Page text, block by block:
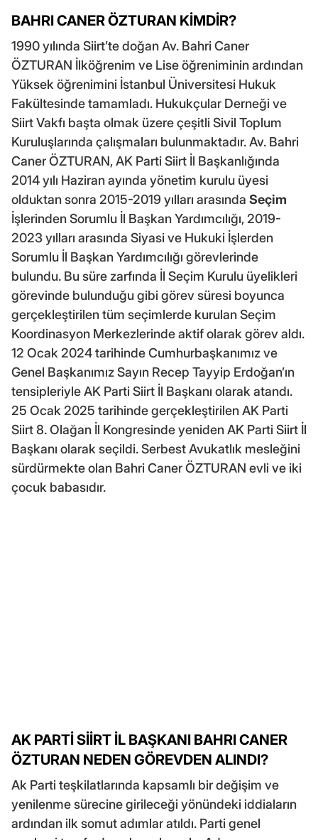
BAHRI CANER ÖZTURAN KİMDİR?
1990 yılında Siirt’te doğan Av. Bahri Caner
ÖZTURAN İlköğrenim ve Lise öğreniminin ardından
Yüksek öğrenimini İstanbul Üniversitesi Hukuk
Fakültesinde tamamladı. Hukukçular Derneği ve
Siirt Vakfı başta olmak üzere çeşitli Sivil Toplum
Kuruluşlarında çalışmaları bulunmaktadır. Av. Bahri
Caner ÖZTURAN, AK Parti Siirt İl Başkanlığında
2014 yılı Haziran ayında yönetim kurulu üyesi
olduktan sonra 2015-2019 yılları arasında Seçim
İşlerinden Sorumlu İl Başkan Yardımcılığı, 2019-
2023 yılları arasında Siyasi ve Hukuki İşlerden
Sorumlu İl Başkan Yardımcılığı görevlerinde
bulundu. Bu süre zarfında İl Seçim Kurulu üyelikleri
görevinde bulunduğu gibi görev süresi boyunca
gerçekleştirilen tüm seçimlerde kurulan Seçim
Koordinasyon Merkezlerinde aktif olarak görev aldı.
12 Ocak 2024 tarihinde Cumhurbaşkanımız ve
Genel Başkanımız Sayın Recep Tayyip Erdoğan’ın
tensipleriyle AK Parti Siirt İl Başkanı olarak atandı.
25 Ocak 2025 tarihinde gerçekleştirilen AK Parti
Siirt 8. Olağan İl Kongresinde yeniden AK Parti Siirt İl
Başkanı olarak seçildi. Serbest Avukatlık mesleğini
sürdürmekte olan Bahri Caner ÖZTURAN evli ve iki
çocuk babasıdır.
AK PARTİ SİİRT İL BAŞKANI BAHRI CANER
ÖZTURAN NEDEN GÖREVDEN ALINDI?
Ak Parti teşkilatlarında kapsamlı bir değişim ve
yenilenme sürecine girileceği yönündeki iddiaların
ardından ilk somut adımlar atıldı. Parti genel